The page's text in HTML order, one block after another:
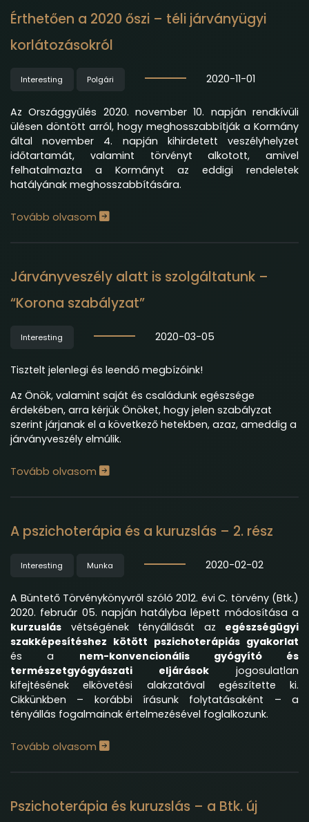
Érthetően a 2020 őszi – téli járványügyi
korlátozásokról
Interesting Polgári 2020-11-01
Az Országgyűlés 2020. november 10. napján rendkívüli
ülésen döntött arról, hogy meghosszabbítják a Kormány
által november 4. napján kihirdetett veszélyhelyzet
időtartamát, valamint törvényt alkotott, amivel
felhatalmazta a Kormányt az eddigi rendeletek
hatályának meghosszabbítására.
Tovább olvasom
Járványveszély alatt is szolgáltatunk –
“Korona szabályzat”
Interesting 2020-03-05
Tisztelt jelenlegi és leendő megbízóink!
Az Önök, valamint saját és családunk egészsége
érdekében, arra kérjük Önöket, hogy jelen szabályzat
szerint járjanak el a következő hetekben, azaz, ameddig a
járványveszély elmúlik.
Tovább olvasom
A pszichoterápia és a kuruzslás – 2. rész
Interesting Munka 2020-02-02
A Büntető Törvénykönyvről szóló 2012. évi C. törvény (Btk.)
2020. február 05. napján hatályba lépett módosítása a
kurzuslás vétségének tényállását az egészségügyi
szakképesítéshez kötött pszichoterápiás gyakorlat
és a nem-konvencionális gyógyító és
természetgyógyászati eljárások jogosulatlan
kifejtésének elkövetési alakzatával egészítette ki.
Cikkünkben – korábbi írásunk folytatásaként – a
tényállás fogalmainak értelmezésével foglalkozunk.
Tovább olvasom
Pszichoterápia és kuruzslás – a Btk. új